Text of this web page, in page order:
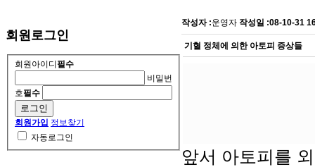
회원로그인
회원아이디 필수
비밀번
호필수
회원가입 정보찾기
자동로그인
작성자 :운영자 작성일 :08-10-31
기혈 정체에 의한 아토피 증상들
앞서 아토피를